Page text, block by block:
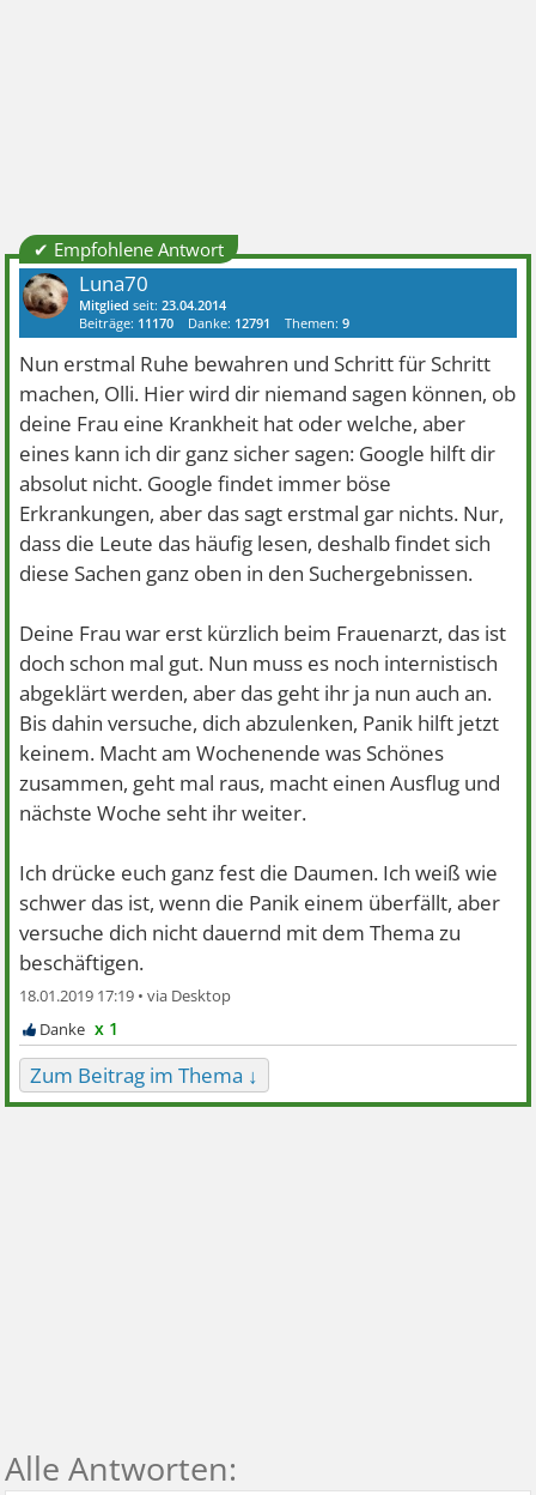
✔ Empfohlene Antwort
Luna70
Mitglied seit:23.04.2014
Beiträge: 11170 Danke: 12791 Themen:9
Nun erstmal Ruhe bewahren und Schritt für Schritt
machen, Olli. Hier wird dir niemand sagen können, ob
deine Frau eine Krankheit hat oder welche, aber
eines kann ich dir ganz sicher sagen: Google hilft dir
absolut nicht. Google findet immer böse
Erkrankungen, aber das sagt erstmal gar nichts. Nur,
dass die Leute das häufig lesen, deshalb findet sich
diese Sachen ganz oben in den Suchergebnissen.
Deine Frau war erst kürzlich beim Frauenarzt, das ist
doch schon mal gut. Nun muss es noch internistisch
abgeklärt werden, aber das geht ihr ja nun auch an.
Bis dahin versuche, dich abzulenken, Panik hilft jetzt
keinem. Macht am Wochenende was Schönes
zusammen, geht mal raus, macht einen Ausflug und
nächste Woche seht ihr weiter.
Ich drücke euch ganz fest die Daumen. Ich weiß wie
schwer das ist, wenn die Panik einem überfällt, aber
versuche dich nicht dauernd mit dem Thema zu
beschäftigen.
18.01.2019 17:19 •
x 1
Zum Beitrag im Thema ↓